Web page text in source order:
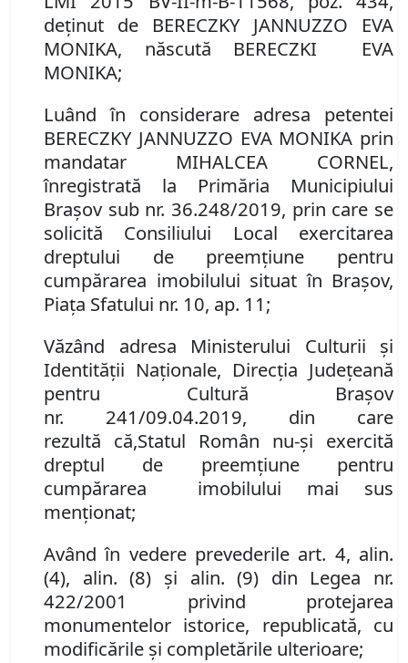
deţinut de BERECZKY JANNUZZO EVA
MONIKA, născută BERECZKI EVA
MONIKA;
Luând în considerare adresa petentei
BERECZKY JANNUZZO EVA MONIKA prin
mandatar MIHALCEA CORNEL,
înregistrată la Primăria Municipiului
Braşov sub nr. 36.248/2019, prin care se
solicită Consiliului Local exercitarea
dreptului de preemţiune pentru
cumpărarea imobilului situat în Braşov,
Piaţa Sfatului nr. 10, ap. 11;
Văzând adresa Ministerului Culturii și
Identității Naționale, Direcţia Judeţeană
pentru Cultură Braşov
nr. 241/09.04.2019, din care
rezultă că,Statul Român nu-şi exercită
dreptul de preemţiune pentru
cumpărarea
imobilului mai sus
menţionat;
Având în vedere prevederile art. 4, alin.
(4), alin. (8) şi alin. (9) din Legea nr.
422/2001 privind protejarea
monumentelor istorice, republicată, cu
modificările şi completările ulterioare;